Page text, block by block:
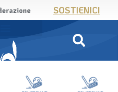
SOSTIENICI